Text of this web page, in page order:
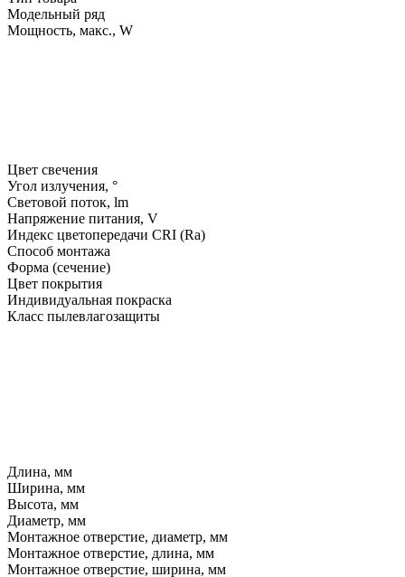
Модельный ряд
Мощность, макс., W
Цвет свечения
Угол излучения, °
Световой поток, lm
Напряжение питания, V
Индекс цветопередачи CRI (Ra)
Способ монтажа
Форма (сечение)
Цвет покрытия
Индивидуальная покраска
Класс пылевлагозащиты
Длина, мм
Ширина, мм
Высота, мм
Диаметр, мм
Монтажное отверстие, диаметр, мм
Монтажное отверстие, длина, мм
Монтажное отверстие, ширина, мм